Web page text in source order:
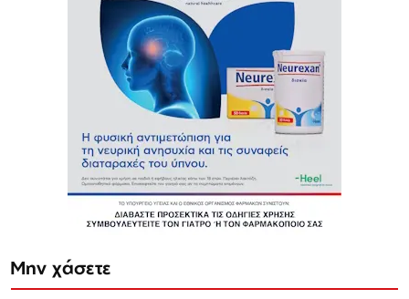
Μην χάσετε